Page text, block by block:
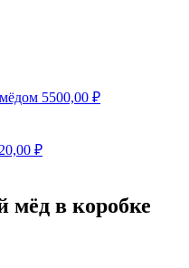
5500,00 ₽
₽
в коробке